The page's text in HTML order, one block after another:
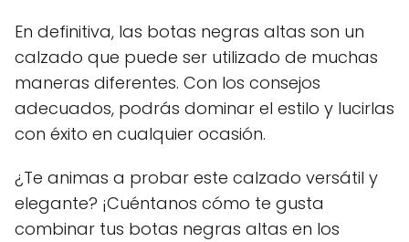
En definitiva, las botas negras altas son un
calzado que puede ser utilizado de muchas
maneras diferentes. Con los consejos
adecuados, podrás dominar el estilo y lucirlas
con éxito en cualquier ocasión.
¿Te animas a probar este calzado versátil y
elegante? ¡Cuéntanos cómo te gusta
combinar tus botas negras altas en los